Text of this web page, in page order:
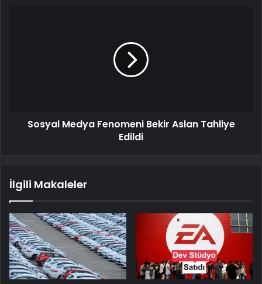
Sosyal Medya Fenomeni Bekir Aslan Tahliye
Edildi
İlgili Makaleler